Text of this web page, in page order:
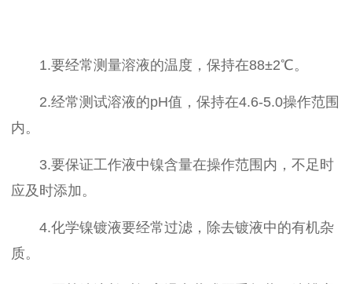
1.要经常测量溶液的温度，保持在88±2℃。
2.经常测试溶液的pH值，保持在4.6-5.0操作范围
内。
3.要保证工作液中镍含量在操作范围内，不足时
应及时添加。
4.化学镍镀液要经常过滤，除去镀液中的有机杂
质。